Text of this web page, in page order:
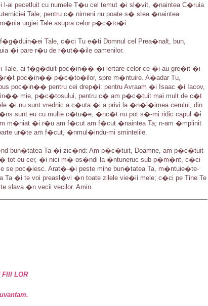
l-ai pecetluit cu numele T�u cel temut �i sl�vit, �naintea C�ruia
Tale; pentru c� nimeni nu poate s� stea �naintea
urgiei Tale asupra celor p�c�to�i.
Tale, c�ci Tu e�ti Domnul cel Prea�nalt, bun,
�i pare r�u de r�ut��ile oamenilor.
Tale, ai f�g�duit poc�in�� �i iertare celor ce �i-au gre�it �i
poc�in�� p�c�to�ilor, spre m�ntuire. A�adar Tu,
pus poc�in�� pentru cei drep�i: pentru Avraam �i Isaac �i Iacov,
mie, p�c�tosului, pentru c� am p�c�tuit mai mult de c�t
�i nu sunt vrednic a c�uta �i a privi la �n�l�imea cerului, din
sunt eu cu multe c�tu�e, �nc�t nu pot s�-mi ridic capul �i
m�niat �i r�u am f�cut am f�cut �naintea Ta; n-am �mplinit
ur�te am f�cut, �nmul�indu-mi smintelile.
bun�tatea Ta �i zic�nd: Am p�c�tuit, Doamne, am p�c�tuit
tot eu cer, �i nici m� os�ndi la �ntuneruc sub p�m�nt, c�ci
se poc�iesc. Arat�-�i peste mine bun�tatea Ta, m�ntuie�te-
Ta �i te voi preasl�vi �n toate zilele vie�ii mele; c�ci pe Tine Te
slava �n vecii vecilor. Amin.
FIII LOR